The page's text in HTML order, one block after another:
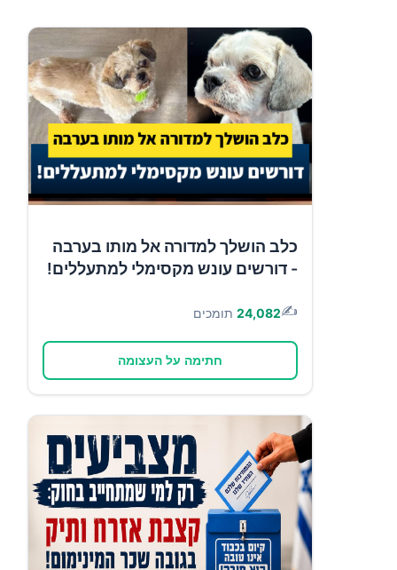
כלב הושלך למדורה אל מותו בערבה
- דורשים עונש מקסימלי למתעללים!
✍️
24,082 תומכים
חתימה על העצומה